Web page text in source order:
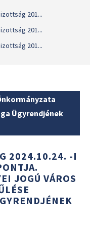
201...
201...
201...
Ügyrendjének
2024.10.24. -I
JOGÚ VÁROS